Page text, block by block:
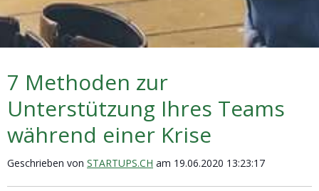
7 Methoden zur
Unterstützung Ihres Teams
während einer Krise
Geschrieben von STARTUPS.CH am 19.06.2020 13:23:17